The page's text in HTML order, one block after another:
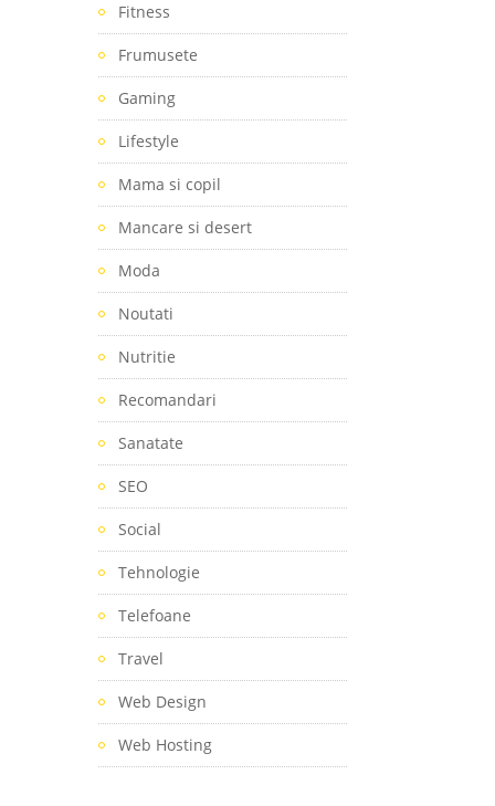
Fitness
Frumusete
Gaming
Lifestyle
Mama si copil
Mancare si desert
Moda
Noutati
Nutritie
Recomandari
Sanatate
SEO
Social
Tehnologie
Telefoane
Travel
Web Design
Web Hosting